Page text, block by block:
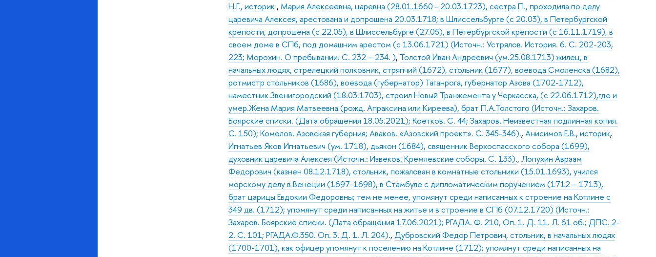
Н.Г., историк , Мария Алексеевна, царевна (28.01.1660 - 20.03.1723), сестра П., проходила по делу
царевича Алексея, арестована и допрошена 20.03.1718; в Шлиссельбурге (с 20.03), в Петербургской
крепости, допрошена (с 22.05), в Шлиссельбурге (27.05), в Петербургской крепости (с 16.11.1719), в
своем доме в СПб, под домашним арестом (с 13.06.1721) (Источн.: Устрялов. История. 6. С. 202-203,
223; Морохин. О пребывании. С. 232 – 234. ), Толстой Иван Андреевич (ум.25.08.1713) жилец, в
начальных людях, стрелецкий полковник, стряпчий (1672), стольник (1677), воевода Смоленска (1682),
ротмистр стольников (1686), воевода (губернатор) Таганрога, губернатор Азова (1702-1712),
наместник Звенигородский (18.03.1703), строил Новый Транжемента у Черкасска, (с 22.06.1712),где и
умер.Жена Мария Матвеевна (рожд. Апраксина или Киреева), брат П.А.Толстого (Источн.: Захаров.
Боярские списки. (Дата обращения 18.05.2021); Коетков. С. 44; Захаров. Неизвестная подлинная копия.
С. 150); Комолов. Азовская губерния; Аваков. «Азовский проект». С. 345-346).,Анисимов Е.В., историк,
Игнатьев Яков Игнатьевич (ум. 1718), дьякон (1684), священник Верхоспасского собора (1699),
духовник царевича Алексея (Источн.: Извеков. Кремлевские соборы. С. 133).,Лопухин Авраам
Федорович (казнен 08.12.1718), стольник, пожалован в комнатные стольники (15.01.1693), учился
морскому делу в Венеции (1697-1698), в Стамбуле с дипломатическим поручением (1712 – 1713),
брат царицы Евдокии Федоровны; тем не менее, упомянут среди написанных к строение на Котлине с
349 дв. (1712); упомянут среди написанных на житье и в строение в СПб (07.12.1720) (Источн.:
Захаров. Боярские списки. (Дата обращения 17.06.2021); РГАДА. Ф. 210, Оп. 1. Д. 11. Л. 61 об.; ДПС. 2-
2. С. 101; РГАДА.Ф.350. Оп. 3. Д. 1. Л. 204).,Дубровский Федор Петрович, стольник, в начальных людях
(1700-1701), как офицер упомянут к поселению на Котлине (1712); упомянут среди написанных на